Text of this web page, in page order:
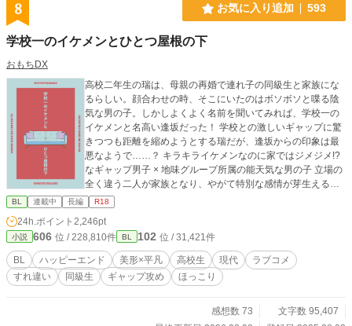
8 お気に入り追加 593
学校一のイケメンとひとつ屋根の下
おもちDX
高校二年生の瑞は、母親の再婚で連れ子の同級生と家族にな
るらしい。顔合わせの時、そこにいたのはボソボソと喋る陰
気な男の子。しかしよくよく名前を聞いてみれば、学校一の
イケメンと名高い逢坂だった！ 学校との激しいギャップに驚
きつつも距離を縮めようとする瑞だが、逢坂からの印象は最
悪なようで……？ キラキライケメンなのに家ではジメジメ!?
なギャップ男子 × 地味グループ所属の能天気な男の子 立場の
全く違う二人が家族となり、やがて特別な感情が芽生えるラ
BL 連載中 長編 R18
24h.ポイント 2,246pt
小説 606 位 / 228,810件 BL 102 位 / 31,421件
BL ハッピーエンド 美形×平凡 高校生 現代
ラブコメ
すれ違い
同級生 ギャップ攻め ほっこり
感想数 73
文字数 95,407